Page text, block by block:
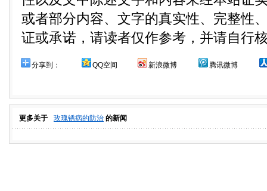
或者部分内容、文字的真实性、完整性
证或承诺，请读者仅作参考，并请自行
分享到： QQ空间 新浪微博 腾讯微博
更多关于 玫瑰锈病的防治 的新闻